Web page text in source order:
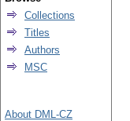
Collections
Titles
Authors
MSC
About DML-CZ